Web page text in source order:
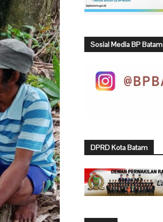
Sosial Media BP Batam
DPRD Kota Batam